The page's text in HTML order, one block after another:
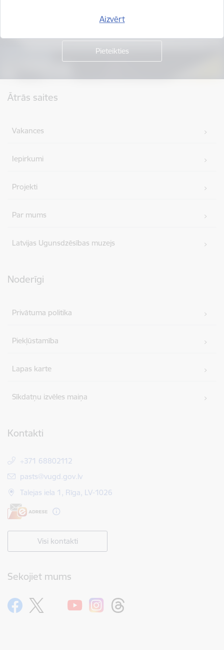
Aizvērt
Ātrās saites
Vakances
Iepirkumi
Projekti
Par mums
Latvijas Ugunsdzēsības muzejs
Noderīgi
Privātuma politika
Piekļūstamība
Lapas karte
Sīkdatņu izvēles maiņa
Kontakti
+371 68802112
E-pasts:
pasts@vugd.gov.lv
Talejas iela 1, Rīga, LV-1026
Visi kontakti
Sekojiet mums